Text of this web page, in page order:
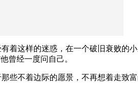
着这样的迷惑，在一个破旧衰败的
曾经一度问自己。
些不着边际的愿景，不再想着走致